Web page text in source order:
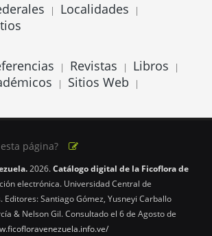
| Localidades |
| Revistas | Libros |
| Sitios Web |
página?
2026.Catálogo digital de la Ficoflora de
electrónica. Universidad Central de
Editores: Santiago Gómez, Yusneyi Carballo
& Nelson Gil. Consultado el 6 de Agosto de